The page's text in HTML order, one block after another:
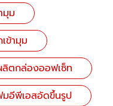
มุม
ข้ามุม
ลิตกล่องออฟเซ็ท
มอีพีเอสอัดขึ้นรูป